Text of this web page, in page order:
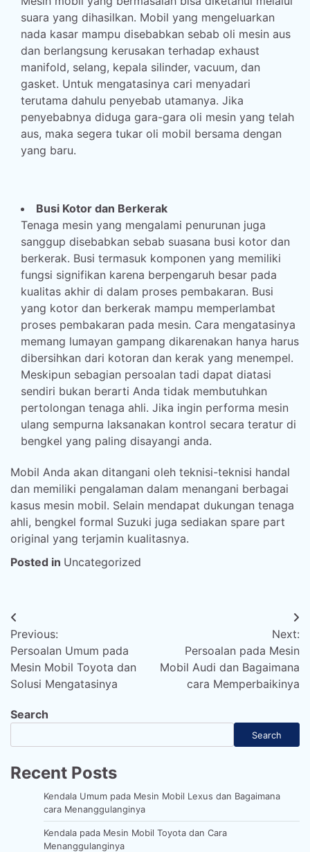
suara yang dihasilkan. Mobil yang mengeluarkan
nada kasar mampu disebabkan sebab oli mesin aus
dan berlangsung kerusakan terhadap exhaust
manifold, selang, kepala silinder, vacuum, dan
gasket. Untuk mengatasinya cari menyadari
terutama dahulu penyebab utamanya. Jika
penyebabnya diduga gara-gara oli mesin yang telah
aus, maka segera tukar oli mobil bersama dengan
yang baru.
Busi Kotor dan Berkerak
Tenaga mesin yang mengalami penurunan juga
sanggup disebabkan sebab suasana busi kotor dan
berkerak. Busi termasuk komponen yang memiliki
fungsi signifikan karena berpengaruh besar pada
kualitas akhir di dalam proses pembakaran. Busi
yang kotor dan berkerak mampu memperlambat
proses pembakaran pada mesin. Cara mengatasinya
memang lumayan gampang dikarenakan hanya harus
dibersihkan dari kotoran dan kerak yang menempel.
Meskipun sebagian persoalan tadi dapat diatasi
sendiri bukan berarti Anda tidak membutuhkan
pertolongan tenaga ahli. Jika ingin performa mesin
ulang sempurna laksanakan kontrol secara teratur di
bengkel yang paling disayangi anda.
Mobil Anda akan ditangani oleh teknisi-teknisi handal
dan memiliki pengalaman dalam menangani berbagai
kasus mesin mobil. Selain mendapat dukungan tenaga
ahli, bengkel formal Suzuki juga sediakan spare part
original yang terjamin kualitasnya.
Posted in Uncategorized
Post
navigation
Previous:
Persoalan Umum pada
Mesin Mobil Toyota dan
Solusi Mengatasinya
Next:
Persoalan pada Mesin
Mobil Audi dan Bagaimana
cara Memperbaikinya
Search
Search
Recent Posts
Kendala Umum pada Mesin Mobil Lexus dan Bagaimana
cara Menanggulanginya
Kendala pada Mesin Mobil Toyota dan Cara
Menanggulanginya